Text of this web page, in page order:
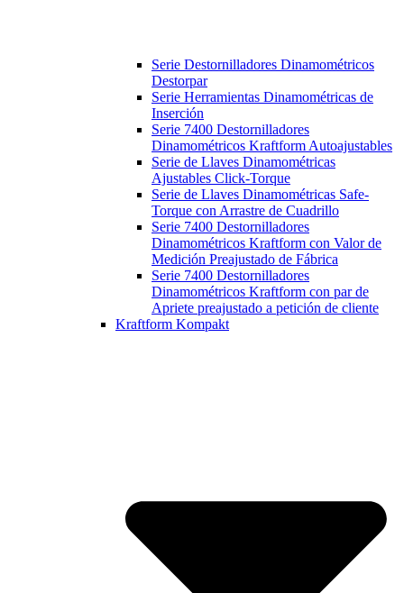
Serie Destornilladores Dinamométricos
Destorpar
Serie Herramientas Dinamométricas de
Inserción
Serie 7400 Destornilladores
Dinamométricos Kraftform Autoajustables
Serie de Llaves Dinamométricas
Ajustables Click-Torque
Serie de Llaves Dinamométricas Safe-
Torque con Arrastre de Cuadrillo
Serie 7400 Destornilladores
Dinamométricos Kraftform con Valor de
Medición Preajustado de Fábrica
Serie 7400 Destornilladores
Dinamométricos Kraftform con par de
Apriete preajustado a petición de cliente
Kraftform Kompakt